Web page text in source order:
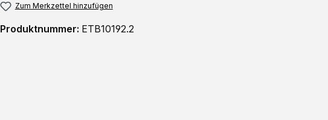
Zum Merkzettel hinzufügen
Produktnummer: ETB10192.2